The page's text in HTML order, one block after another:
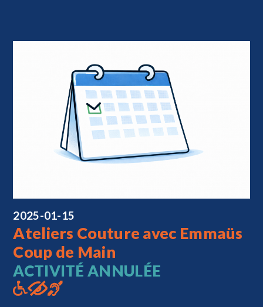
2025-01-15
Ateliers Couture avec Emmaüs
Coup de Main
ACTIVITÉ ANNULÉE